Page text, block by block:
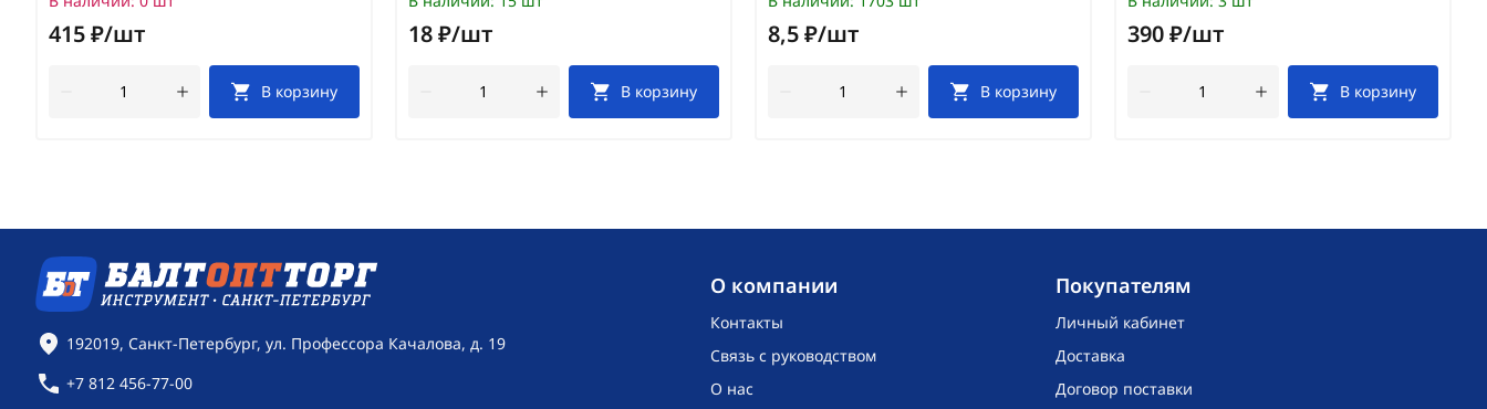
415 ₽/шт
В корзину
18 ₽/шт
В корзину
8,5 ₽/шт
В корзину
390 ₽/шт
В корзину
O компании
Контакты
Связь с руководством
О нас
Покупателям
Личный кабинет
Доставка
Договор поставки
Контактная информация
192019, Санкт-Петербург, ул. Профессора Качалова, д. 19
+7 812 456-77-00